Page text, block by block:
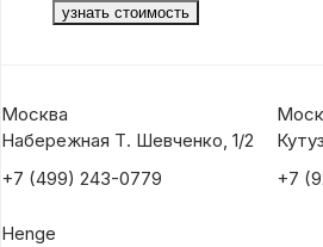
Москва
Набережная Т. Шевченко, 1/2
+7 (499) 243-0779
+7
Henge